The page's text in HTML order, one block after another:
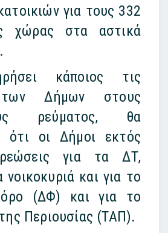
για τους 332
χώρας στα αστικά
κάποιος τις
των Δήμων στους
ρεύματος, θα
ότι οι Δήμοι εκτός
για τα ΔΤ,
και για το
(ΔΦ) και για το
Περιουσίας (ΤΑΠ).